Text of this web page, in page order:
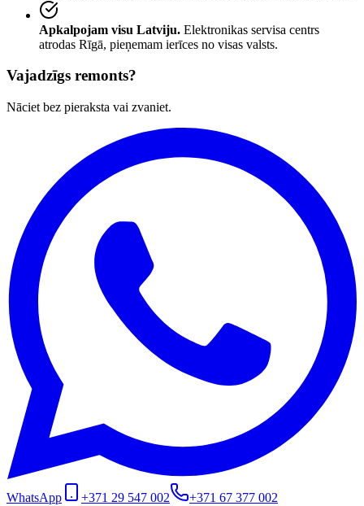
Apkalpojam visu Latviju. Elektronikas servisa centrs
atrodas Rīgā, pieņemam ierīces no visas valsts.
Vajadzīgs remonts?
Nāciet bez pieraksta vai zvaniet.
WhatsApp +371 29 547 002
+371 67 377 002